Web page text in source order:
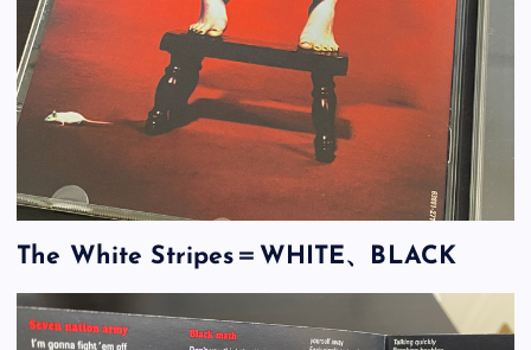
The White Stripes＝WHITE、BLACK